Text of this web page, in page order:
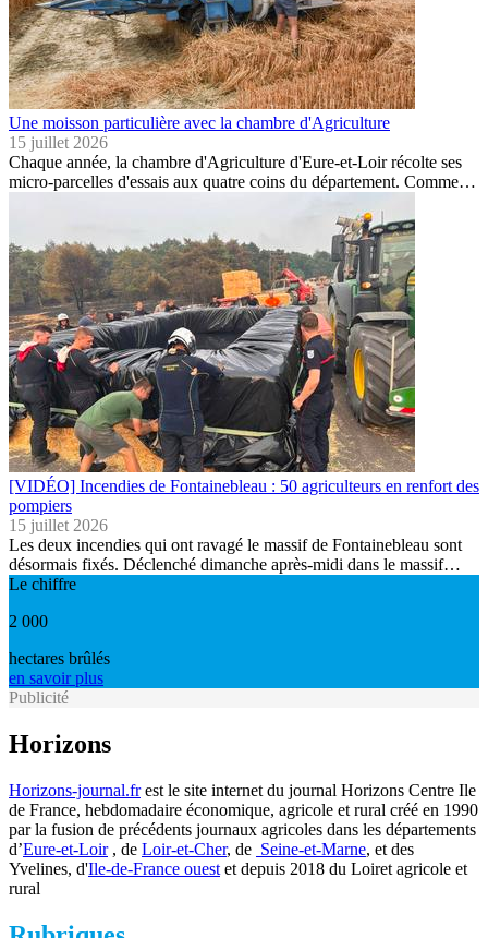
Une moisson particulière avec la chambre d'Agriculture
15 juillet 2026
Chaque année, la chambre d'Agriculture d'Eure-et-Loir récolte ses
micro-parcelles d'essais aux quatre coins du département. Comme…
[VIDÉO] Incendies de Fontainebleau : 50 agriculteurs en renfort des
pompiers
15 juillet 2026
Les deux incendies qui ont ravagé le massif de Fontainebleau sont
désormais fixés. Déclenché dimanche après-midi dans le massif…
Le chiffre
2 000
hectares brûlés
en savoir plus
Publicité
Horizons
Horizons-journal.frest le site internet du journal Horizons Centre Ile
de France, hebdomadaire économique, agricole et rural créé en 1990
par la fusion de précédents journaux agricoles dans les départements
d’Eure-et-Loir, de Loir-et-Cher, de Seine-et-Marne, et des
Yvelines, d'Ile-de-France ouest et depuis 2018 du Loiret agricole et
rural